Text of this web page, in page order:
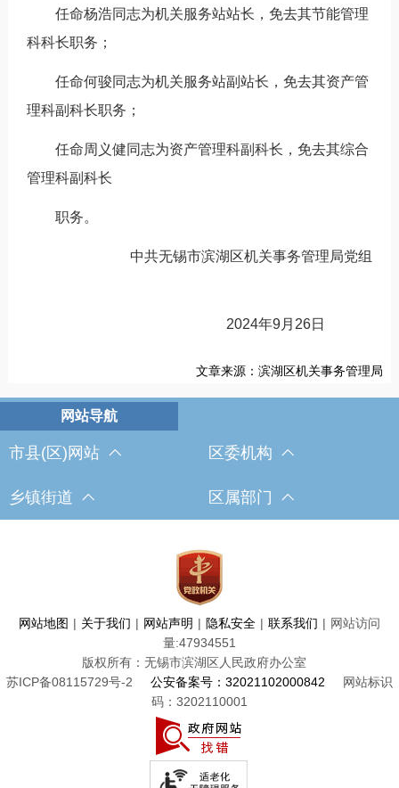
任命杨浩同志为机关服务站站长，免去其节能管理
科科长职务；
任命何骏同志为机关服务站副站长，免去其资产管
理科副科长职务；
任命周义健同志为资产管理科副科长，免去其综合
管理科副科长
职务。
中共无锡市滨湖区机关事务管理局党组
2024年9月26日
文章来源：滨湖区机关事务管理局
市县(区)网站 区委机构
乡镇街道 区属部门
网站地图 | 关于我们 | 网站声明 | 隐私安全 | 联系我们 | 网站访问
量:47934551
版权所有：无锡市滨湖区人民政府办公室
苏ICP备08115729号-2
公安备案号：32021102000842
网站标识
码：3202110001